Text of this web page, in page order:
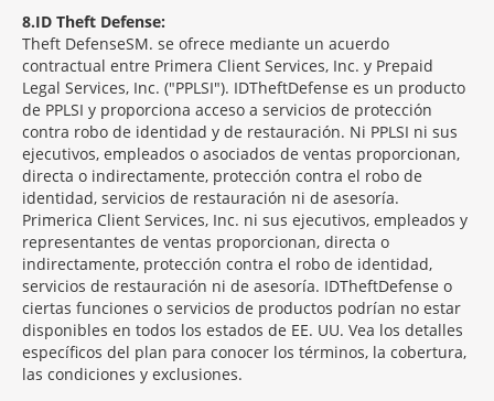
8 ID Theft Defense:
Theft DefenseSM se ofrece mediante un acuerdo
contractual entre Primera Client Services, Inc. y Prepaid
Legal Services, Inc. ("PPLSI"). IDTheftDefense es un producto
de PPLSI y proporciona acceso a servicios de protección
contra robo de identidad y de restauración. Ni PPLSI ni sus
ejecutivos, empleados o asociados de ventas proporcionan,
directa o indirectamente, protección contra el robo de
identidad, servicios de restauración ni de asesoría.
Primerica Client Services, Inc. ni sus ejecutivos, empleados y
representantes de ventas proporcionan, directa o
indirectamente, protección contra el robo de identidad,
servicios de restauración ni de asesoría. IDTheftDefense o
ciertas funciones o servicios de productos podrían no estar
disponibles en todos los estados de EE. UU. Vea los detalles
específicos del plan para conocer los términos, la cobertura,
las condiciones y exclusiones.